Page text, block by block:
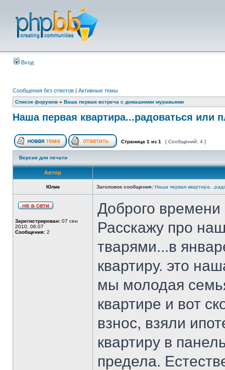
Вход
Сообщения без ответов | Активные темы
Список форумов » Ваша первая встреча с домашними муравьями
Наша первая квартира...радоваться или
Страница 1 из 1 [ Сообщений: 4 ]
Версия для печати
Автор
Юлик Заголовок сообщения: Наша первая
Зарегистрирован: 07 сен
2010, 06:07
Сообщения: 2
Доброго времени
Расскажу про
тварями...в
квартиру. это
мы молодая
квартире и вот
взнос, взяли
квартиру в
предела.